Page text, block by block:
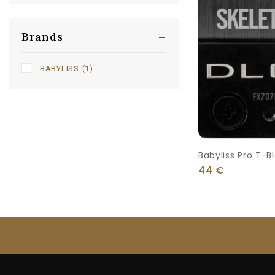
Babyliss Pro T-
Ανταλλακτικό
44 €
Brands
BABYLISS (1)